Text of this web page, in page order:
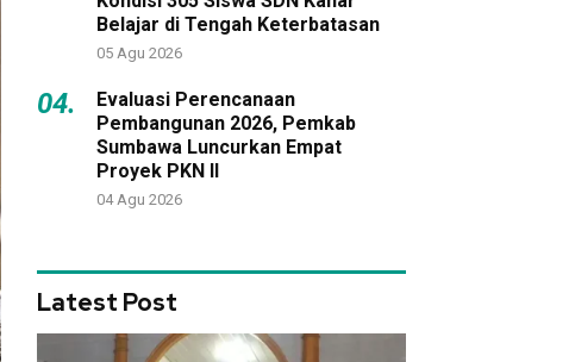
Belajar di Tengah Keterbatasan
05 Agu 2026
04.
Evaluasi Perencanaan
Pembangunan 2026, Pemkab
Sumbawa Luncurkan Empat
Proyek PKN II
04 Agu 2026
Latest Post